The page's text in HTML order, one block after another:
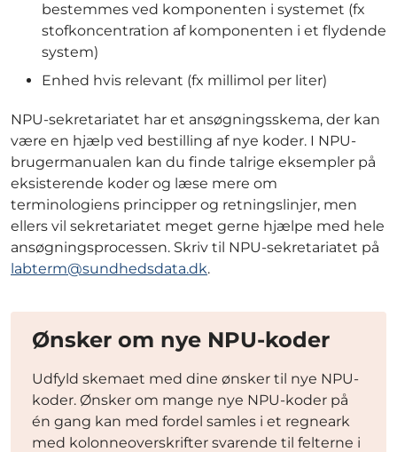
bestemmes ved komponenten i systemet (fx
stofkoncentration af komponenten i et flydende
system)
Enhed hvis relevant (fx millimol per liter)
NPU-sekretariatet har et ansøgningsskema, der kan
være en hjælp ved bestilling af nye koder. I NPU-
brugermanualen kan du finde talrige eksempler på
eksisterende koder og læse mere om
terminologiens principper og retningslinjer, men
ellers vil sekretariatet meget gerne hjælpe med hele
ansøgningsprocessen. Skriv til NPU-sekretariatet på
labterm@sundhedsdata.dk.
Ønsker om nye NPU-koder
Udfyld skemaet med dine ønsker til nye NPU-
koder. Ønsker om mange nye NPU-koder på
én gang kan med fordel samles i et regneark
med kolonneoverskrifter svarende til felterne i